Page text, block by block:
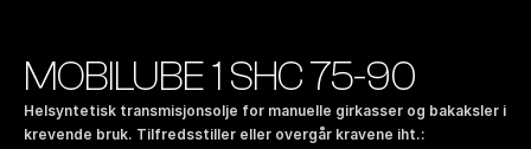
Våre Produkter
Om Selskapet
MOBILUBE 1 SHC 75-90
Helsyntetisk transmisjonsolje for manuelle girkasser og bakaksler i
krevende bruk. Tilfredsstiller eller overgår kravene iht.: